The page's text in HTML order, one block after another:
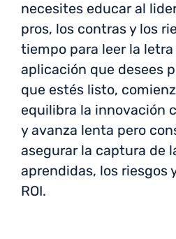
necesites educar al
pros, los contras y los
tiempo para leer la
aplicación que desees
que estés listo,
equilibra la innovación
y avanza lenta pero
asegurar la captura de
aprendidas, los riesgos
ROI.